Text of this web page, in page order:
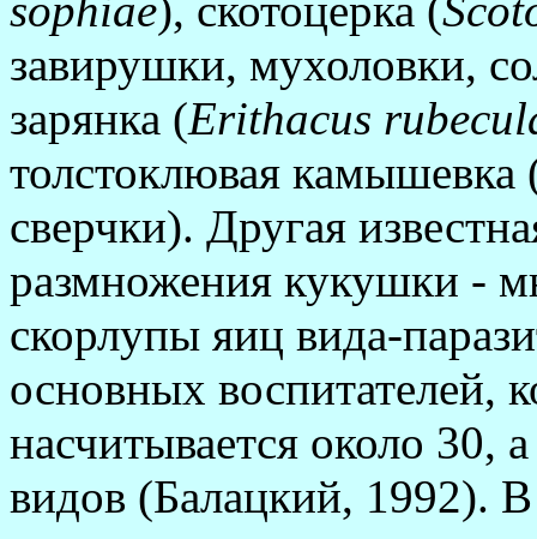
завирушки, мухоловки,
зарянка (Erithacus
толстоклювая камышевка
сверчки). Другая
размножения кукушки -
скорлупы яиц вида-
основных воспитателей,
насчитывается около 30,
видов (Балацкий, 1992).